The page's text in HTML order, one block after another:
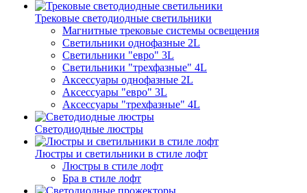
Трековые светодиодные светильники
Магнитные трековые системы освещения
Светильники однофазные 2L
Светильники "евро" 3L
Светильники "трехфазные" 4L
Аксессуары однофазные 2L
Аксессуары "евро" 3L
Аксессуары "трехфазные" 4L
Светодиодные люстры
Люстры и светильники в стиле лофт
Люстры в стиле лофт
Бра в стиле лофт